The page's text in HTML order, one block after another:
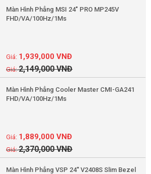
Màn Hình Phẳng MSI 24" PRO MP245V
FHD/VA/100Hz/1Ms
2,149,000VNĐ
1,939,000VNĐ
Màn Hình Phẳng Cooler Master CMI-GA241
FHD/VA/100Hz/1Ms
2,370,000VNĐ
1,889,000VNĐ
Màn Hình Phẳng VSP 24'' V2408S Slim Bezel